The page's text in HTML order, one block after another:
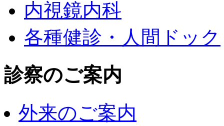
内視鏡内科
各種健診・人間ドック
診察のご案内
外来のご案内